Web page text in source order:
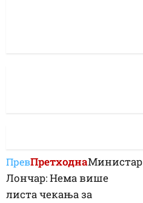
ПревПретходнаМинистар
Лончар: Нема више
листа чекања за